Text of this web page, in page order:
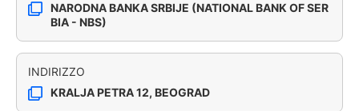
NARODNA BANKA SRBIJE (NATIONAL BANK OF SER
BIA - NBS)
INDIRIZZO
KRALJA PETRA 12, BEOGRAD